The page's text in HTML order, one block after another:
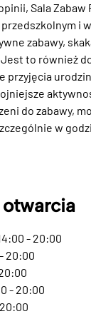
Sala
i
zabawy,
to również
przyjęcia
do zabawy,
w
- 20:00
20:00
- 20:00